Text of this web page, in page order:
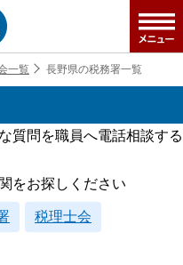
一覧 長野県の税務署一覧
質問を職員へ電話相談する
をお探しください
税理士会